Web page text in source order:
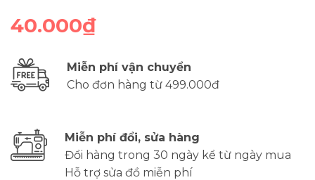
40.000₫
Miễn phí vận chuyển
Cho đơn hàng từ 499.000đ
Miễn phí đổi, sửa hàng
Đổi hàng trong 30 ngày kể từ ngày mua
Hỗ trợ sửa đồ miễn phí